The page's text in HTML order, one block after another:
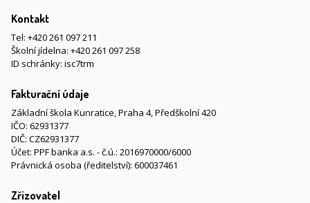
Kontakt
Tel: +420 261 097 211
Školní jídelna: +420 261 097 258
ID schránky: isc7trm
Fakturační údaje
Základní škola Kunratice, Praha 4, Předškolní 420
IČO: 62931377
DIČ: CZ62931377
Účet: PPF banka a.s. - č.ú.: 2016970000/6000
Právnická osoba (ředitelství): 600037461
Zřizovatel